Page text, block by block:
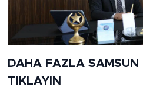
DAHA FAZLA SAMSUN
TIKLAYIN